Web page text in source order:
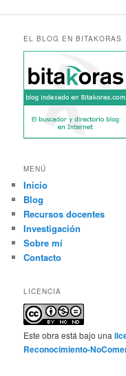
EL BLOG EN BITAKORAS
MENÚ
Inicio
Blog
Recursos docentes
Investigación
Sobre mí
Contacto
LICENCIA
Este obra está bajo una
Reconocimiento-